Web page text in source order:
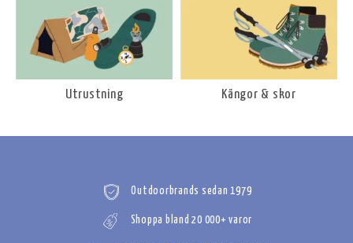
Utrustning Kängor & skor
Outdoorbrands sedan 1979
Shoppa bland 20 000+ varor